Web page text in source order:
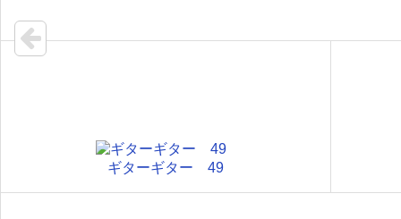
ギターギター 49